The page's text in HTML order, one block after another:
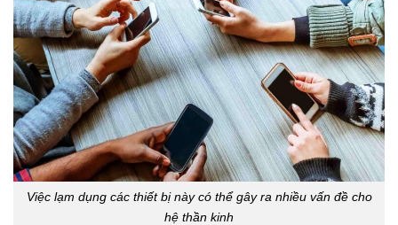
Việc lạm dụng các thiết bị này có thể gây ra nhiều vấn đề cho
hệ thần kinh